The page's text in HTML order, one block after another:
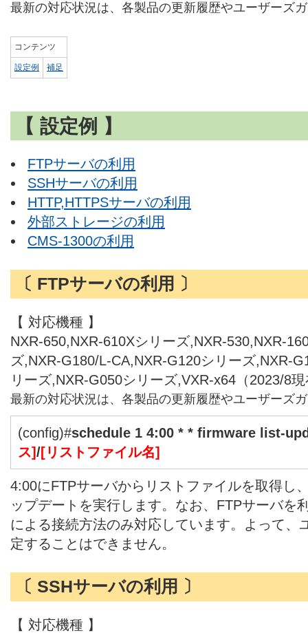
最新の対応状況は、各製品の更新履歴やユーザーズ
コンテンツ
設定例 補足
【 設定例 】
FTPサーバの利用
SSHサーバの利用
HTTP,HTTPSサーバの利用
外部ストレージの利用
CMS-1300の利用
〔 FTPサーバの利用 〕
【 対応機種 】
NXR-650,NXR-610Xシリーズ,NXR-530,NXR-
ズ,NXR-G180/L-CA,NXR-G120シリーズ,NXR-
リーズ,NXR-G050シリーズ,VXR-x64（2023/8
最新の対応状況は、各製品の更新履歴やユーザーズ
(config)#schedule 1 4:00 * * firmware list-
ス]/[リストファイル名]
4:00にFTPサーバからリストファイルを取得し
ップデートを実行します。なお、FTPサーバを
による接続方法のみ対応しています。よって、
定することはできません。
〔 SSHサーバの利用 〕
【 対応機種 】